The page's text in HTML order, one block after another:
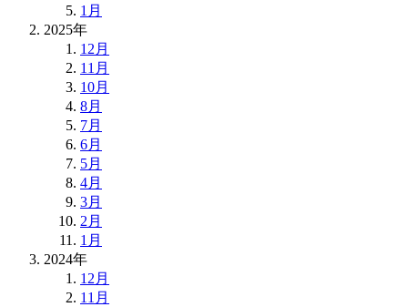
1月
2025年
12月
11月
10月
8月
7月
6月
5月
4月
3月
2月
1月
2024年
12月
11月